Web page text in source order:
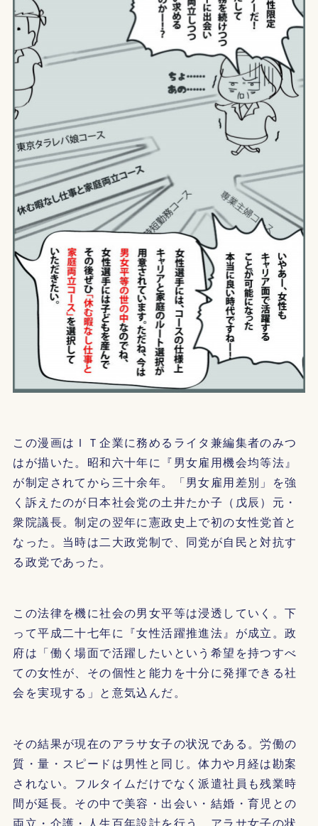
この漫画はＩＴ企業に務めるライタ兼編集者のみつ
はが描いた。昭和六十年に『男女雇用機会均等法』
が制定されてから三十余年。「男女雇用差別」を強
く訴えたのが日本社会党の土井たか子（戊辰）元・
衆院議長。制定の翌年に憲政史上で初の女性党首と
なった。当時は二大政党制で、同党が自民と対抗す
る政党であった。
この法律を機に社会の男女平等は浸透していく。下
って平成二十七年に『女性活躍推進法』が成立。政
府は「働く場面で活躍したいという希望を持つすべ
ての女性が、その個性と能力を十分に発揮できる社
会を実現する」と意気込んだ。
その結果が現在のアラサ女子の状況である。労働の
質・量・スピードは男性と同じ。体力や月経は勘案
されない。フルタイムだけでなく派遣社員も残業時
間が延長。その中で美容・出会い・結婚・育児との